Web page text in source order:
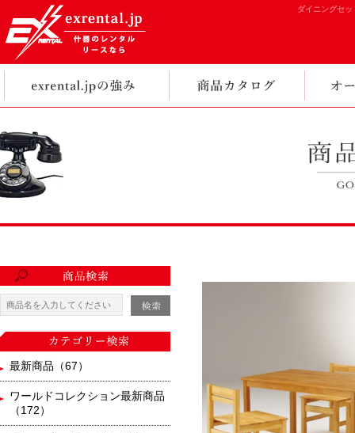
ダイニングセ
最新商品（67）
ワールドコレクション最新商品
（172）